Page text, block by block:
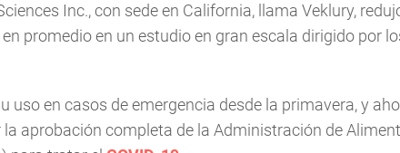
Inc., con sede en California, llama Veklury,
promedio en un estudio en gran escala dirigido por
uso en casos de emergencia desde la primavera, y
aprobación completa de la Administración de